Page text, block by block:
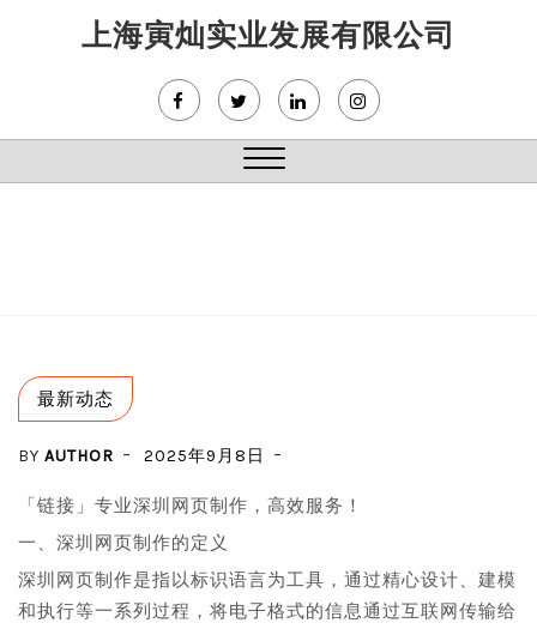
上海寅灿实业发展有限公司
Close
最新动态
BY AUTHOR 2025年9月8日
「链接」专业深圳网页制作，高效服务！
一、深圳网页制作的定义
深圳网页制作是指以标识语言为工具，通过精心设计、建模
和执行等一系列过程，将电子格式的信息通过互联网传输给